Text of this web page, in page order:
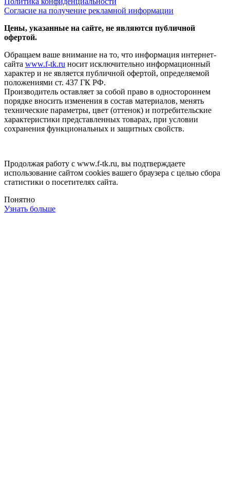
Согласие на получение рекламной информации
Цены, указанные на сайте, не являются публичной
офертой.
Обращаем ваше внимание на то, что информация интернет-
сайта www.f-tk.ru носит исключительно информационный
характер и не является публичной офертой, определяемой
положениями ст. 437 ГК РФ.
Производитель оставляет за собой право в одностороннем
порядке вносить изменения в состав материалов, менять
технические параметры, цвет (оттенок) и потребительские
характеристики представленных товарах, при условии
сохранения функциональных и защитных свойств.
Продолжая работу с www.f-tk.ru, вы подтверждаете
использование сайтом cookies вашего браузера с целью сбора
статистики о посетителях сайта.
Понятно
Узнать больше